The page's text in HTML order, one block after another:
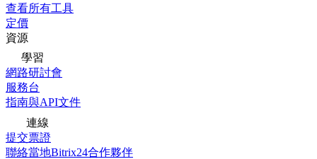
查看所有工具
定價
資源
學習
網路研討會
服務台
指南與API文件
連線
提交票證
聯絡當地Bitrix24合作夥伴